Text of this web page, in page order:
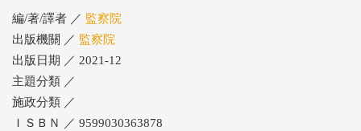
編/著/譯者 ／ 監察院
出版機關 ／ 監察院
出版日期 ／ 2021-12
主題分類 ／
施政分類 ／
ＩＳＢＮ ／ 9599030363878